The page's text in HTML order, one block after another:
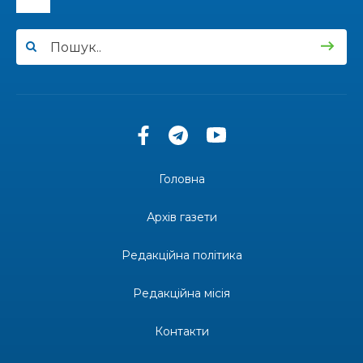
13:54
Солдат Юрій Володимирович Капшук,
Бахмутські майстри представили Донеччину
ваучер: що зміниться з 1 серпня
Головна
Архів газети
Редакційна політика
Редакційна місія
Контакти